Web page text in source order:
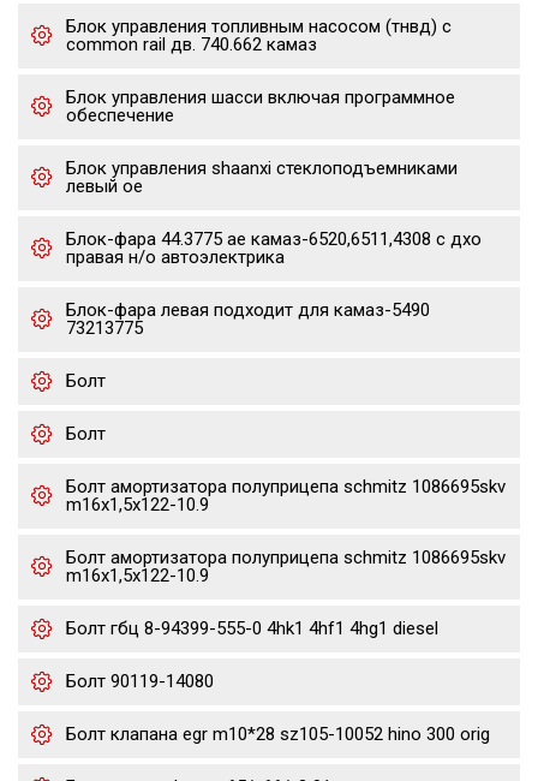
Блок управления топливным насосом (тнвд) с
common rail дв. 740.662 камаз
Блок управления шасси включая программное
обеспечение
Блок управления shaanxi стеклоподъемниками
левый oe
Блок-фара 44.3775 ae камаз-6520,6511,4308 с дхо
правая н/о автоэлектрика
Блок-фара левая подходит для камаз-5490
73213775
Болт
Болт
Болт амортизатора полуприцепа schmitz 1086695skv
m16x1,5х122-10.9
Болт амортизатора полуприцепа schmitz 1086695skv
m16x1,5х122-10.9
Болт гбц 8-94399-555-0 4hk1 4hf1 4hg1 diesel
Болт 90119-14080
Болт клапана egr m10*28 sz105-10052 hino 300 orig